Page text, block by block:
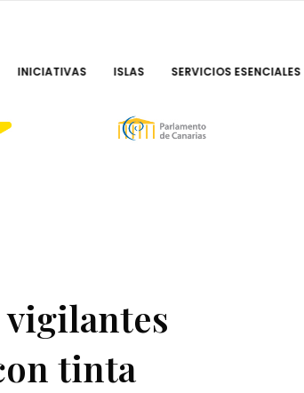
INICIATIVAS ISLAS SERVICIOS ESENCIALES
tinta